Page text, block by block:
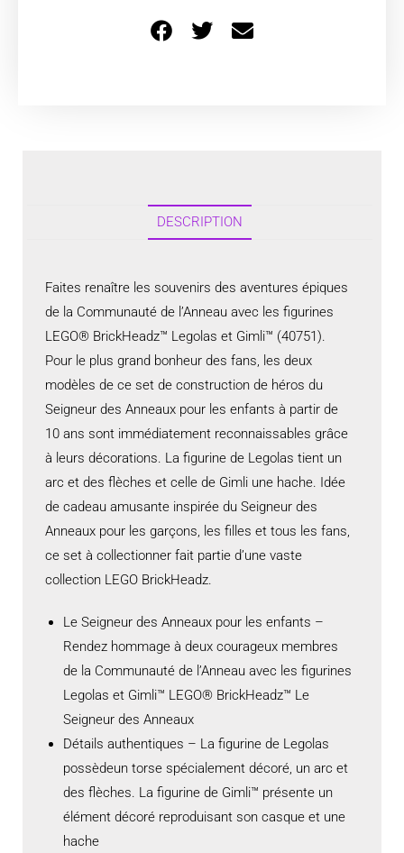
DESCRIPTION
Faites renaître les souvenirs des aventures épiques
de la Communauté de l’Anneau avec les figurines
LEGO® BrickHeadz™ Legolas et Gimli™ (40751).
Pour le plus grand bonheur des fans, les deux
modèles de ce set de construction de héros du
Seigneur des Anneaux pour les enfants à partir de
10 ans sont immédiatement reconnaissables grâce
à leurs décorations. La figurine de Legolas tient un
arc et des flèches et celle de Gimli une hache. Idée
de cadeau amusante inspirée du Seigneur des
Anneaux pour les garçons, les filles et tous les fans,
ce set à collectionner fait partie d’une vaste
collection LEGO BrickHeadz.
Le Seigneur des Anneaux pour les enfants –
Rendez hommage à deux courageux membres
de la Communauté de l’Anneau avec les figurines
Legolas et Gimli™ LEGO® BrickHeadz™ Le
Seigneur des Anneaux
Détails authentiques – La figurine de Legolas
possèdeun torse spécialement décoré, un arc et
des flèches. La figurine de Gimli™ présente un
élément décoré reproduisant son casque et une
hache